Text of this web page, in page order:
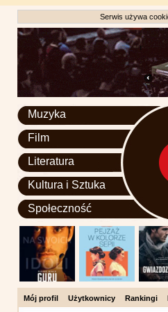
Serwis używa
Muzyka
Film
Literatura
Kultura i Sztuka
Społeczność
Mój profil Użytkownicy Rankingi